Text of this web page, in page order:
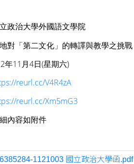
政治大學外國語文學院
對「第二文化」的轉譯與教學之挑戰
年11月4日(星期六)
reurl.cc/V4R4zA
reurl.cc/Xm5mG3
內容如附件
1121003 國立政治大學函.pdf